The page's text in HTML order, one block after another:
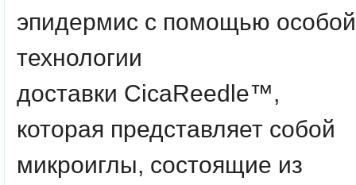
эпидермис с помощью особой
технологии
доставки CicaReedle™,
которая представляет собой
микроиглы, состоящие из